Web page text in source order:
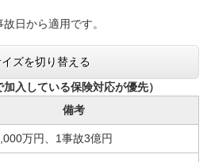
日から適用です。
ズを切り替える
入している保険対応が優先）
備考
万円、1事故3億円